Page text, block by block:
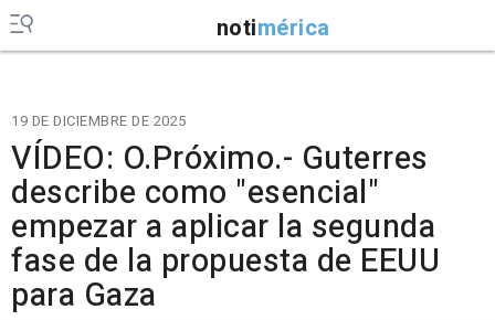
notimérica
19 DE DICIEMBRE DE 2025
VÍDEO: O.Próximo.- Guterres
describe como "esencial"
empezar a aplicar la segunda
fase de la propuesta de EEUU
para Gaza